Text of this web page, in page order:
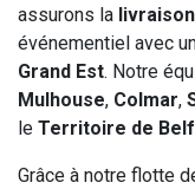
assurons la
événementiel avec
Grand Est. Notre
Mulhouse, Colmar,
le Territoire de
Grâce à notre flotte